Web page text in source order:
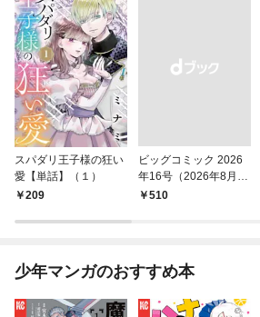
スパダリ王子様の狂い
愛【単話】（１）
209
ビッグコミック 2026
年16号（2026年8月7
日発売）
￥510
少年マンガのおすすめ本